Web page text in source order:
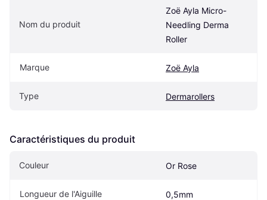
Nom du produit
Zoë Ayla Micro-
Needling Derma
Roller
Marque Zoë Ayla
Type Dermarollers
Caractéristiques du produit
Couleur Or Rose
Longueur de l'Aiguille 0,5mm